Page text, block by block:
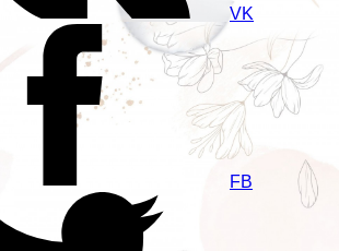
VK
FB